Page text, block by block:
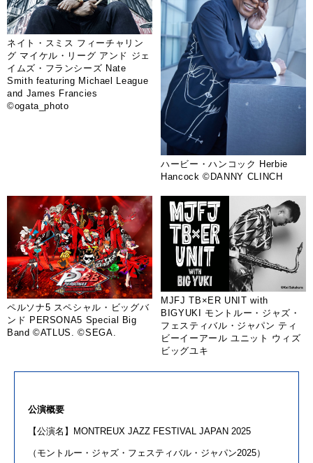
ネイト・スミス フィーチャリン
グ マイケル・リーグ アンド ジェ
イムズ・フランシーズ Nate
Smith featuring Michael League
and James Francies
©ogata_photo
ハービー・ハンコック Herbie
Hancock ©DANNY CLINCH
ペルソナ5 スペシャル・ビッグバ
ンド PERSONA5 Special Big
Band ©ATLUS. ©SEGA.
MJFJ TB×ER UNIT with
BIGYUKI モントルー・ジャズ・
フェスティバル・ジャパン ティ
ビーイーアール ユニット ウィズ
ビッグユキ
公演概要
【公演名】 MONTREUX JAZZ FESTIVAL JAPAN 2025
（モントルー・ジャズ・フェスティバル・ジャパン2025）